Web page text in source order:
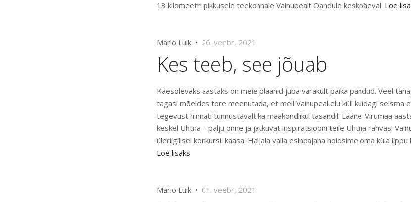
13 kilomeetri pikkusele teekonnale Vainupealt Oandule keskpäeval. Loe
Mario Luik • 26. veebr, 2021
Kes teeb, see jõuab
Käesolevaks aastaks on meie plaanid juba varakult paika pandud. Veel
tagasi mõeldes tore meenutada, et meil Vainupeal elu küll kuidagi seisma
tegevust hinnati tunnustavalt ka maakondlikul tasandil. Lääne-Virumaa
keskel Uhtna – palju õnne ja jätkuvat inspiratsiooni teile Uhtna rahvas!
üleriigilisel konkursil kaasa. Haljala valla esindajana hoidsime oma küla lippu
Loe lisaks
Mario Luik • 01. veebr, 2021